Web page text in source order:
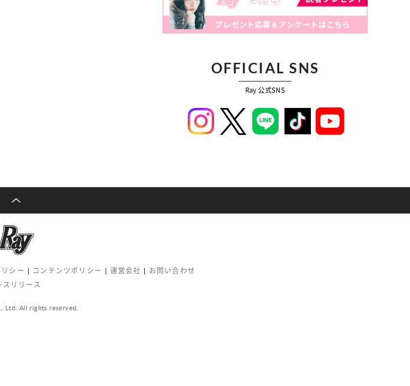
OFFICIAL SNS
Ray 公式SNS
シー コンテンツポリシー 運営会社
お問い合わせ
スリリース
Ltd. All rights reserved.